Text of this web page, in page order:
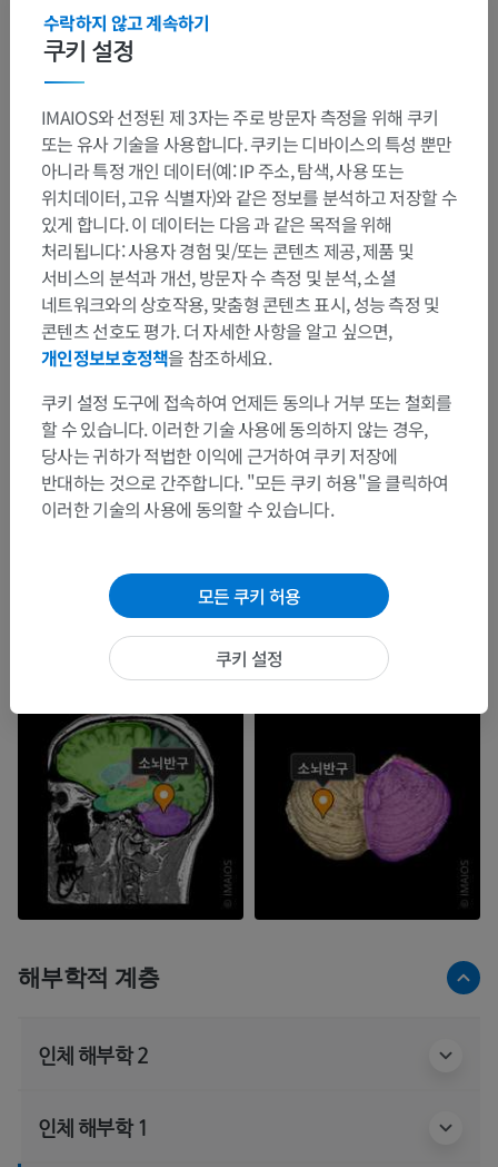
cortex. Minneapolis: University of Minnesota Press.
Snell, R.S. (2010). ‘Chapter6: The Cerebellum and its Connections’, in
갤러리
해부학적 계층
인체 해부학 2
인체 해부학 1
쿠키 설정
수락하지 않고 계속하기
IMAIOS와 선정된 제 3자는 주로 방문자 측정을 위해 쿠키
또는 유사 기술을 사용합니다. 쿠키는 디바이스의 특성 뿐만
아니라 특정 개인 데이터(예: IP 주소, 탐색, 사용 또는
위치데이터, 고유 식별자)와 같은 정보를 분석하고 저장할 수
있게 합니다. 이 데이터는 다음 과 같은 목적을 위해
처리됩니다: 사용자 경험 및/또는 콘텐츠 제공, 제품 및
서비스의 분석과 개선, 방문자 수 측정 및 분석, 소셜
네트워크와의 상호작용, 맞춤형 콘텐츠 표시, 성능 측정 및
콘텐츠 선호도 평가. 더 자세한 사항을 알고 싶으면,
개인정보보호정책을 참조하세요.
쿠키 설정 도구에 접속하여 언제든 동의나 거부 또는 철회를
할 수 있습니다. 이러한 기술 사용에 동의하지 않는 경우,
당사는 귀하가 적법한 이익에 근거하여 쿠키 저장에
반대하는 것으로 간주합니다. "모든 쿠키 허용"을 클릭하여
이러한 기술의 사용에 동의할 수 있습니다.
모든 쿠키 허용
쿠키 설정